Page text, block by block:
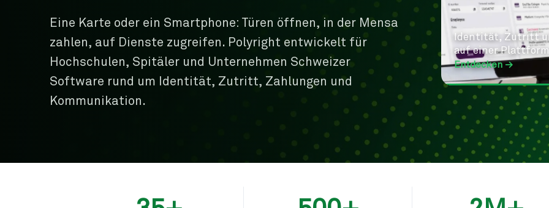
Eine Karte oder ein Smartphone: Türen öffnen, in der Mensa
zahlen, auf Dienste zugreifen. Polyright entwickelt für
Hochschulen, Spitäler und Unternehmen Schweizer
Software rund um Identität, Zutritt, Zahlungen und
Kommunikation.
Identität, Zutritt
auf einer
Entdecken →